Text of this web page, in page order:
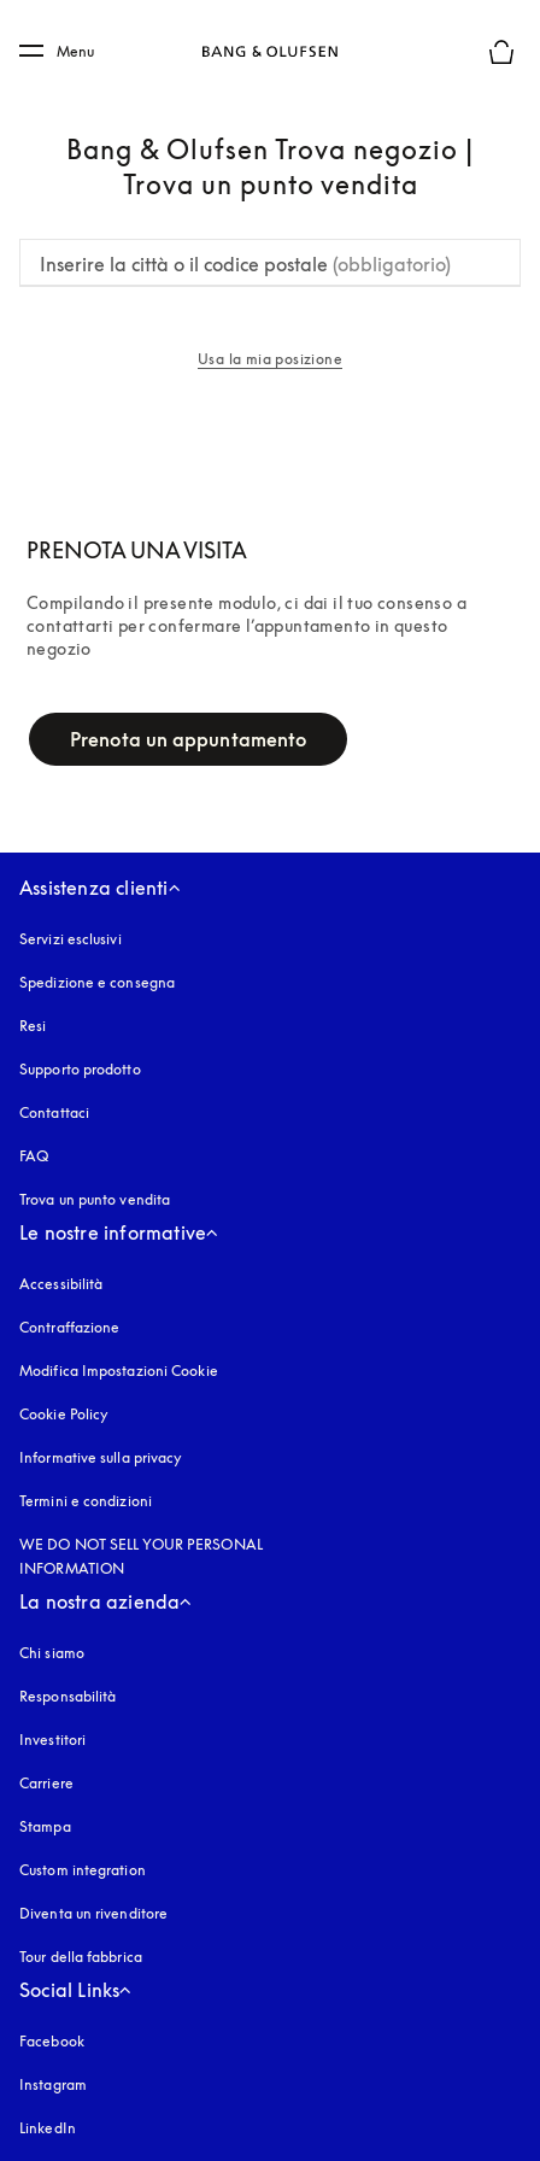
Skip to main footer
Menu
Bang & Olufsen Trova negozio |
Trova un punto vendita
Inserire la città o il codice postale (obbligatorio)
Usa la mia posizione
PRENOTA UNA VISITA
Compilando il presente modulo, ci dai il tuo consenso a
contattarti per confermare l’appuntamento in questo
negozio
Prenota un appuntamento
Assistenza clienti
Servizi esclusivi
Spedizione e consegna
Resi
Supporto prodotto
Contattaci
FAQ
Trova un punto vendita
Le nostre informative
Accessibilità
Contraffazione
Modifica Impostazioni Cookie
Cookie Policy
Informative sulla privacy
Termini e condizioni
WE DO NOT SELL YOUR PERSONAL
INFORMATION
La nostra azienda
Chi siamo
Responsabilità
Investitori
Carriere
Stampa
Custom integration
Diventa un rivenditore
Tour della fabbrica
Social Links
Facebook
Instagram
LinkedIn